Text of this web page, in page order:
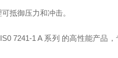
抵御压力和冲击。
7241-1 A 系列 的高性能产品